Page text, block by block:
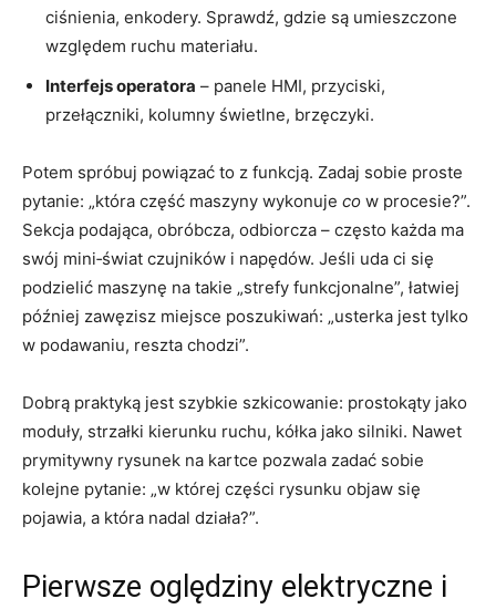
ciśnienia, enkodery. Sprawdź, gdzie są umieszczone
względem ruchu materiału.
Interfejs operatora – panele HMI, przyciski,
przełączniki, kolumny świetlne, brzęczyki.
Potem spróbuj powiązać to z funkcją. Zadaj sobie proste
pytanie: „która część maszyny wykonuje co w procesie?”.
Sekcja podająca, obróbcza, odbiorcza – często każda ma
swój mini‑świat czujników i napędów. Jeśli uda ci się
podzielić maszynę na takie „strefy funkcjonalne”, łatwiej
później zawęzisz miejsce poszukiwań: „usterka jest tylko
w podawaniu, reszta chodzi”.
Dobrą praktyką jest szybkie szkicowanie: prostokąty jako
moduły, strzałki kierunku ruchu, kółka jako silniki. Nawet
prymitywny rysunek na kartce pozwala zadać sobie
kolejne pytanie: „w której części rysunku objaw się
pojawia, a która nadal działa?”.
Pierwsze oględziny elektryczne i